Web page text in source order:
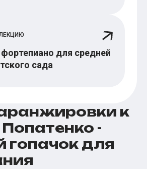
для средней
сада
к
-
гопачок для